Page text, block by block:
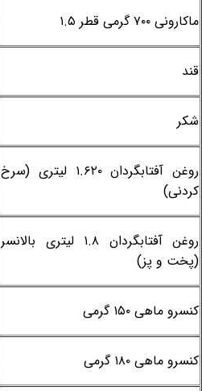
ماکارونی ۷۰۰ گرمی قطر ۱.۵
قند
شکر
روغن آفتابگردان ۱.۶۲۰ لیتری (سرخ
کردنی)
روغن آفتابگردان ۱.۸ لیتری بالانسر
(پخت و پز)
کنسرو ماهی ۱۵۰ گرمی
کنسرو ماهی ۱۸۰ گرمی